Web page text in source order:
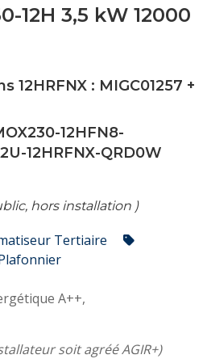
12H 3,5 kW 12000
12HRFNX : MIGC01257 +
12HFN8-
12HRFNX-QRD0W
hors installation )
Tertiaire
A++,
soit agréé AGIR+)